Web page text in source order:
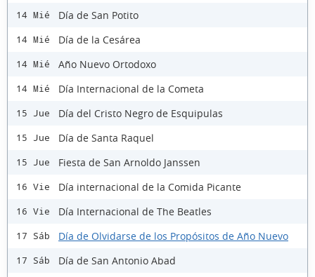
14 Mié Día de San Potito
14 Mié Día de la Cesárea
14 Mié Año Nuevo Ortodoxo
14 Mié Día Internacional de la Cometa
15 Jue Día del Cristo Negro de Esquipulas
15 Jue Día de Santa Raquel
15 Jue Fiesta de San Arnoldo Janssen
16 Vie Día internacional de la Comida Picante
16 Vie Día Internacional de The Beatles
17 Sáb Día de Olvidarse de los Propósitos de Año Nuevo
17 Sáb Día de San Antonio Abad